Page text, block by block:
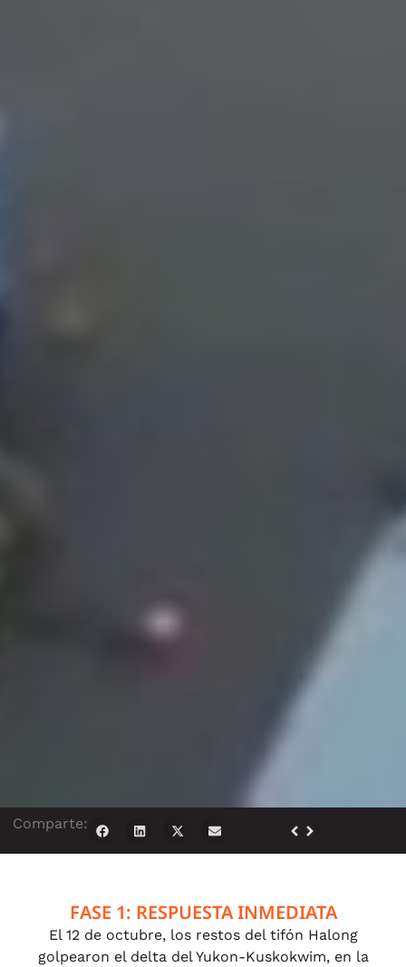
Comparte:
FASE 1: RESPUESTA INMEDIATA
El 12 de octubre, los restos del tifón Halong
golpearon el delta del Yukon-Kuskokwim, en la